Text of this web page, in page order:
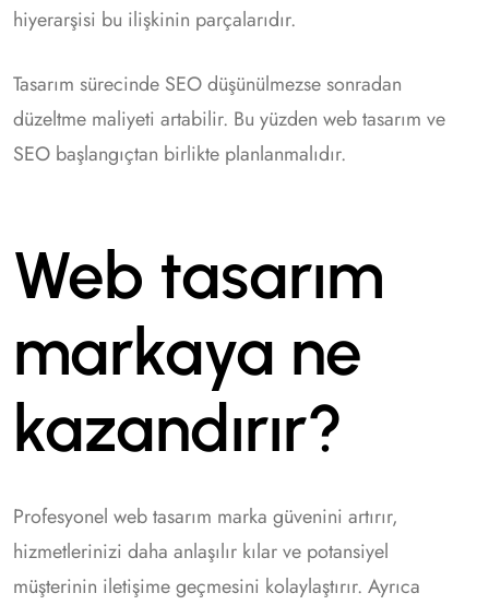
hiyerarşisi bu ilişkinin parçalarıdır.
Tasarım sürecinde SEO düşünülmezse sonradan
düzeltme maliyeti artabilir. Bu yüzden web tasarım ve
SEO başlangıçtan birlikte planlanmalıdır.
Web tasarım
markaya ne
kazandırır?
Profesyonel web tasarım marka güvenini artırır,
hizmetlerinizi daha anlaşılır kılar ve potansiyel
müşterinin iletişime geçmesini kolaylaştırır. Ayrıca